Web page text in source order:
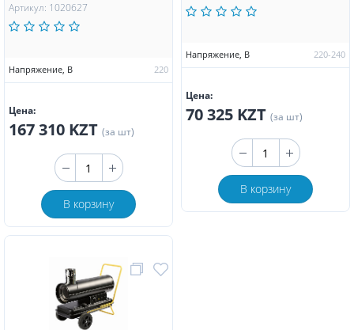
Артикул: 1020627
Напряжение, В 220
Цена:
167 310 KZT (за шт)
В корзину
Напряжение, В 220-240
Цена:
70 325 KZT (за шт)
В корзину